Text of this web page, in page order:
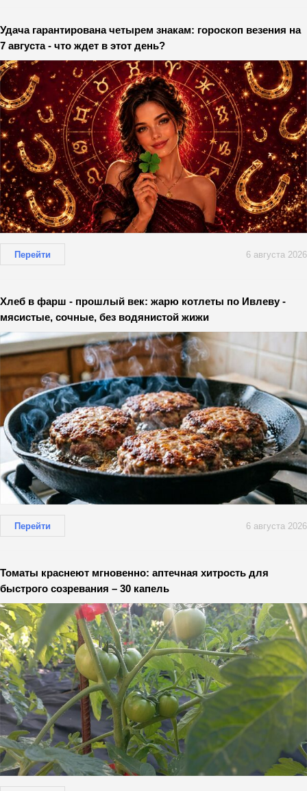
Удача гарантирована четырем знакам: гороскоп везения на
7 августа - что ждет в этот день?
Перейти 6 августа 2026
Хлеб в фарш - прошлый век: жарю котлеты по Ивлеву -
мясистые, сочные, без водянистой жижи
Перейти 6 августа 2026
Томаты краснеют мгновенно: аптечная хитрость для
быстрого созревания – 30 капель